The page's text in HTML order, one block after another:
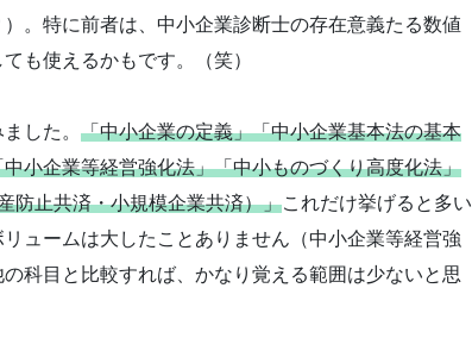
。特に前者は、中小企業診断士の存在意義たる数値
も使えるかもです。（笑）
した。 「中小企業の定義」「中小企業基本法の基本
小企業等経営強化法」「中小ものづくり高度化法」
防止共済・小規模企業共済）」これだけ挙げると多い
ュームは大したことありません（中小企業等経営強
科目と比較すれば、かなり覚える範囲は少ないと思